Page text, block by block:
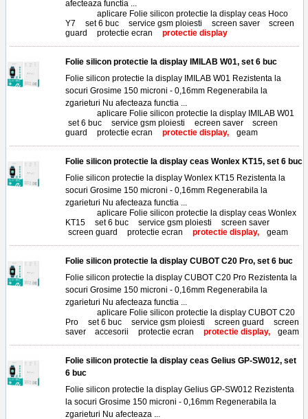
afecteaza functia ...
aplicare Folie silicon protectie la display ceas Hoco
Y7
set 6 buc service gsm ploiesti screen saver,
screen
guard
protectie ecran protectie display
Folie silicon protectie la display IMILAB W01, set 6 buc
Folie silicon protectie la display IMILAB W01 Rezistenta la
socuri Grosime 150 microni - 0,16mm Regenerabila la
zgarieturi Nu afecteaza functia ...
aplicare Folie silicon protectie la display IMILAB W01
set 6 buc
service gsm ploiesti ecreen saver,
screen
guard
protectie ecran protectie display, geam
Folie silicon protectie la display ceas Wonlex KT15, set 6 buc
Folie silicon protectie la display Wonlex KT15 Rezistenta la
socuri Grosime 150 microni - 0,16mm Regenerabila la
zgarieturi Nu afecteaza functia ...
aplicare Folie silicon protectie la display ceas Wonlex
KT15
set 6 buc service gsm ploiesti screen saver,
screen guard
protectie ecran protectie display, geam
Folie silicon protectie la display CUBOT C20 Pro, set 6 buc
Folie silicon protectie la display CUBOT C20 Pro Rezistenta la
socuri Grosime 150 microni - 0,16mm Regenerabila la
zgarieturi Nu afecteaza functia ...
aplicare Folie silicon protectie la display CUBOT C20
Pro
set 6 buc service gsm ploiesti screen guard
screen
saver, accesorii protectie ecran protectie display, geam
Folie silicon protectie la display ceas Gelius GP-SW012, set
6 buc
Folie silicon protectie la display Gelius GP-SW012 Rezistenta
la socuri Grosime 150 microni - 0,16mm Regenerabila la
zgarieturi Nu afecteaza ...